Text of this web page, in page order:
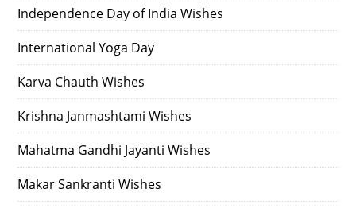
Independence Day of India Wishes
International Yoga Day
Karva Chauth Wishes
Krishna Janmashtami Wishes
Mahatma Gandhi Jayanti Wishes
Makar Sankranti Wishes